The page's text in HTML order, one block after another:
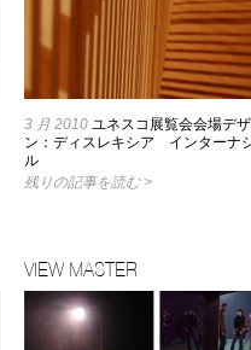
3 月 2010 ユネスコ展覧会会場デ
ン：ディスレキシア インターナ
ル
残りの記事を読む >
VIEW MASTER